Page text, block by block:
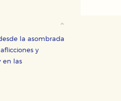
la asombrada
y
en lasdeshabilitarlas desde nuestro
nuestra web dejen de funcionar
el funcionamiento de nuestro